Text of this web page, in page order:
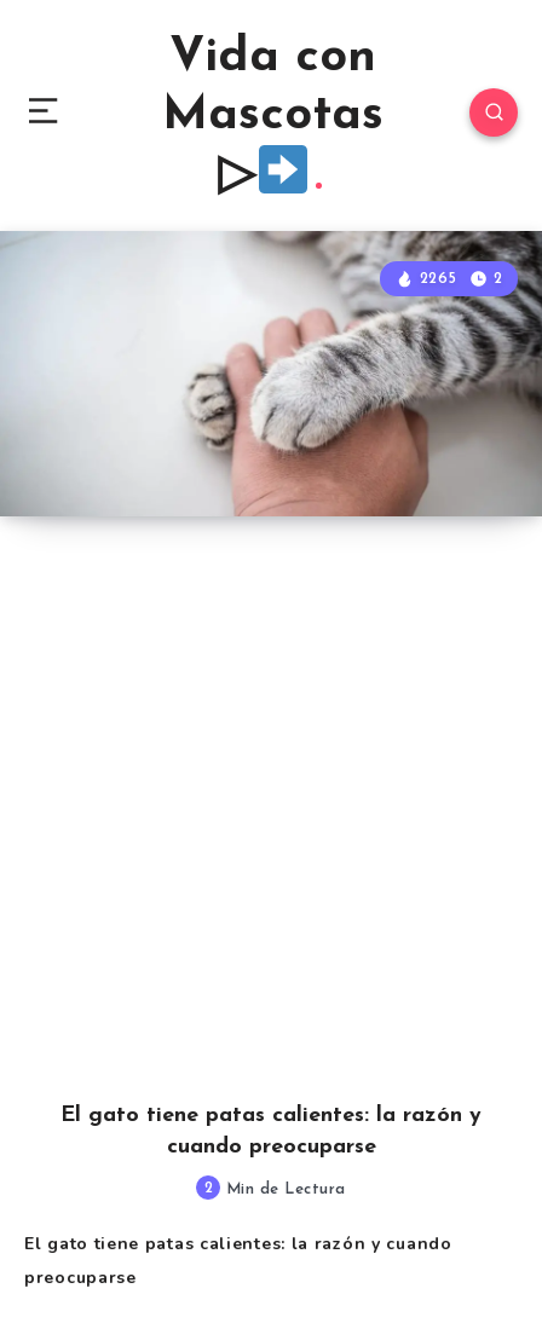
Vida con
Mascotas
▷
El gato tiene patas calientes: la razón y
cuando preocuparse
2265 2
2 Min de Lectura
El gato tiene patas calientes: la razón y cuando
preocuparse